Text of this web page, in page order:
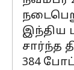
இந்திய
சார்ந்த
384